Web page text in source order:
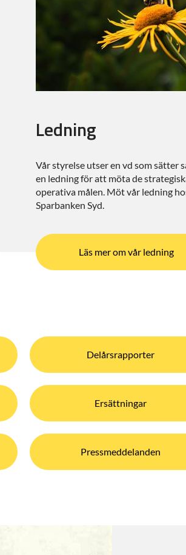
Ledning
Vår styrelse utser en vd som sätter
en ledning för att möta de
operativa målen. Möt vår ledning
Sparbanken Syd.
Läs mer om vår ledning
Delårsrapporter
Ersättningar
Pressmeddelanden